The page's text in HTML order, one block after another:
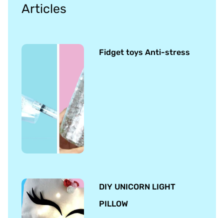
Articles
Fidget toys Anti-stress
DIY UNICORN LIGHT
PILLOW